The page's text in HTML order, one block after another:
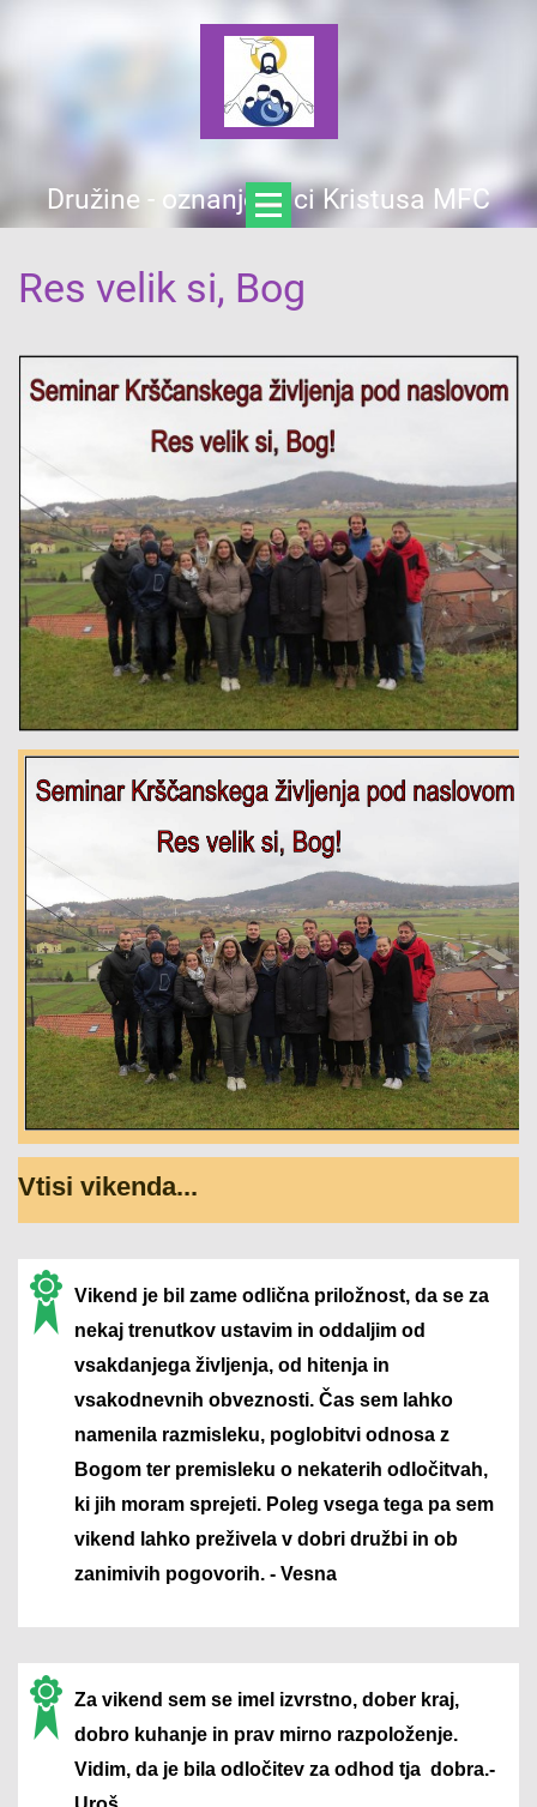
Družine - oznanjevalci Kristusa MFC
Res velik si, Bog
Vtisi vikenda...
Vikend je bil zame odlična priložnost, da se za
nekaj trenutkov ustavim in oddaljim od
vsakdanjega življenja, od hitenja in
vsakodnevnih obveznosti. Čas sem lahko
namenila razmisleku, poglobitvi odnosa z
Bogom ter premisleku o nekaterih odločitvah,
ki jih moram sprejeti. Poleg vsega tega pa sem
vikend lahko preživela v dobri družbi in ob
zanimivih pogovorih. - Vesna
Za vikend sem se imel izvrstno, dober kraj,
dobro kuhanje in prav mirno razpoloženje.
Vidim, da je bila odločitev za odhod tja dobra.-